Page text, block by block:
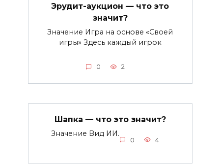
Эрудит-аукцион — что это
значит?
Значение Игра на основе «Своей
игры» Здесь каждый игрок
0 2
Шапка — что это значит?
Значение Вид ИИ.
0 4